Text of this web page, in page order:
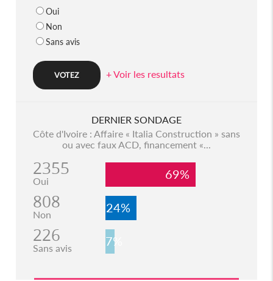
Oui
Non
Sans avis
+ Voir les resultats
DERNIER SONDAGE
Côte d'Ivoire : Affaire « Italia Construction » sans
ou avec faux ACD, financement «...
2355
Oui 69%
808
Non 24%
226
Sans avis 7%